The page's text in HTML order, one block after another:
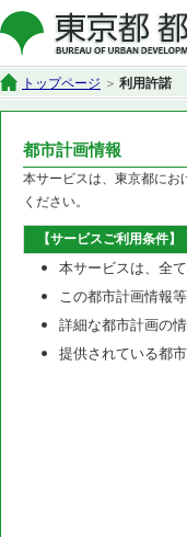
トップページ 利用許諾
都市計画情報
本サービスは、東京都にお
ください。
【サービスご利用条件】
本サービスは、全
この都市計画情報
詳細な都市計画の
提供されている都